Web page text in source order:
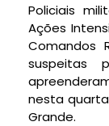
Policiais
Ações
Comandos
suspeitas
nesta
Grande.